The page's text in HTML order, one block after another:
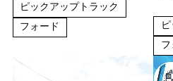
ピックアップトラック
フォード
フ